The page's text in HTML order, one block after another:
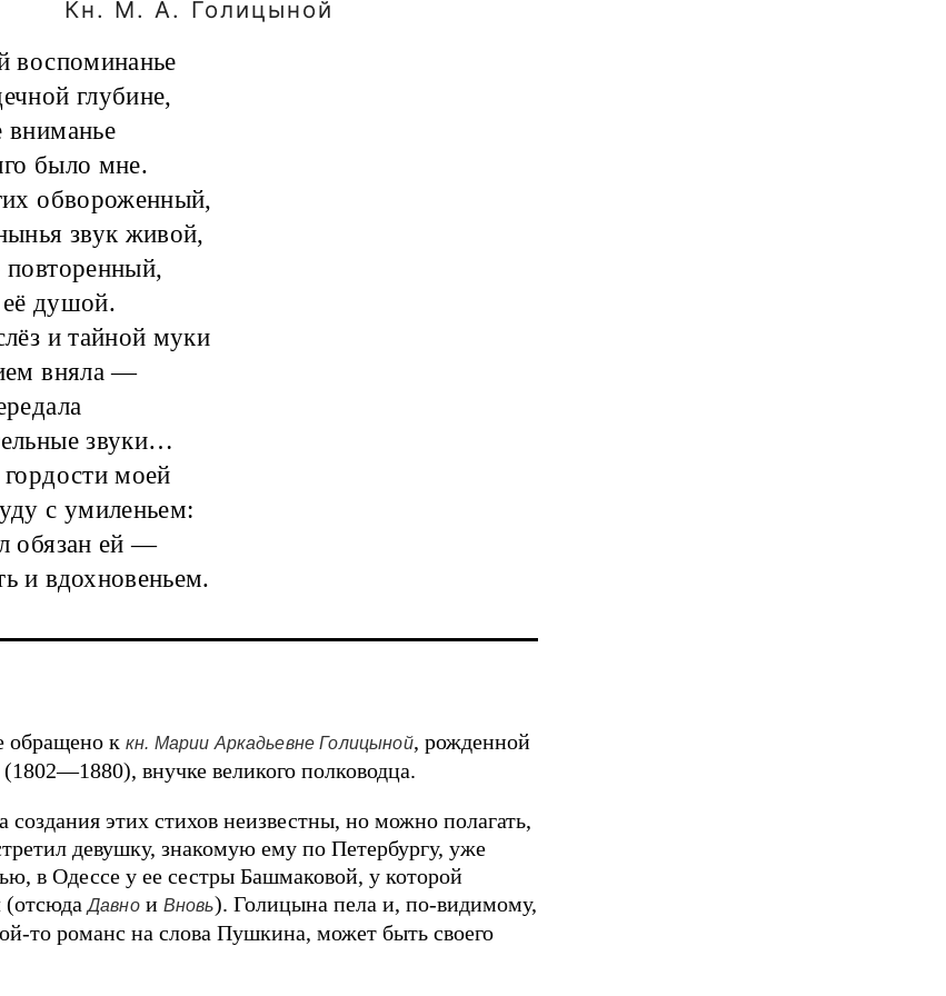
Кн. М. А. Голицыной
воспоминанье
глубине,
вниманье
было мне.
обвороженный,
звук живой,
душой.
и тайной муки
вняла —
звуки…
моей
с умиленьем:
обязан ей —
и вдохновеньем.
обращено к кн. Марии Аркадьевне Голицыной, рожденной
внучке великого полководца.
создания этих стихов неизвестны, но можно полагать,
девушку, знакомую ему по Петербургу, уже
в Одессе у ее сестры Башмаковой, у которой
(отсюдаДавнои Вновь). Голицына пела и, по-видимому,
то романс на слова Пушкина, может быть своего